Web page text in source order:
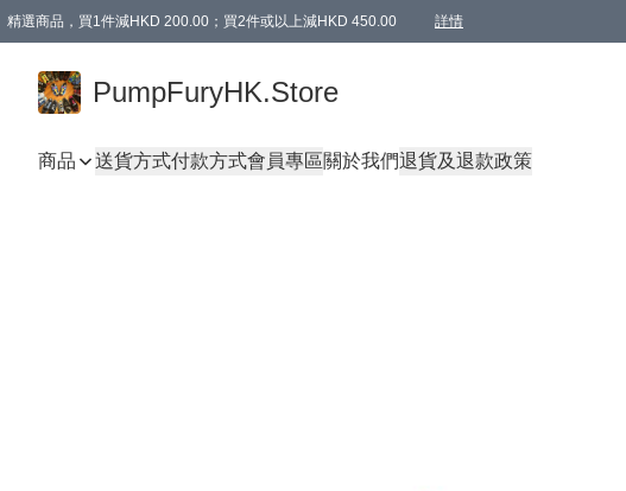
精選商品，買1件減HKD 200.00；買2件或以上減HKD 450.00 詳情
PumpFuryHK.Store
商品 送貨方式付款方式會員專區關於我們退貨及退款政策